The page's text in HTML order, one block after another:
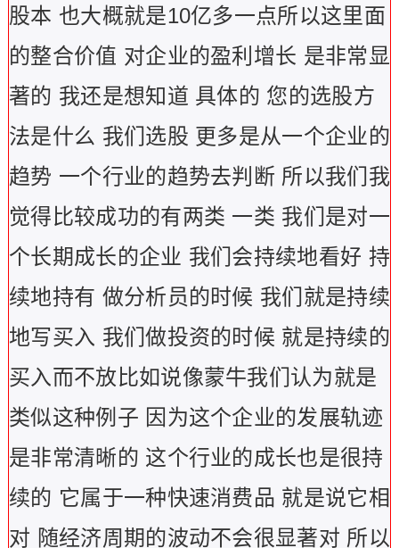
股本 也大概就是10亿多一点所以这里面
的整合价值 对企业的盈利增长 是非常显
著的 我还是想知道 具体的 您的选股方
法是什么 我们选股 更多是从一个企业的
趋势 一个行业的趋势去判断 所以我们我
觉得比较成功的有两类 一类 我们是对一
个长期成长的企业 我们会持续地看好 持
续地持有 做分析员的时候 我们就是持续
地写买入 我们做投资的时候 就是持续的
买入而不放比如说像蒙牛我们认为就是
类似这种例子 因为这个企业的发展轨迹
是非常清晰的 这个行业的成长也是很持
续的 它属于一种快速消费品 就是说它相
对 随经济周期的波动不会很显著对 所以